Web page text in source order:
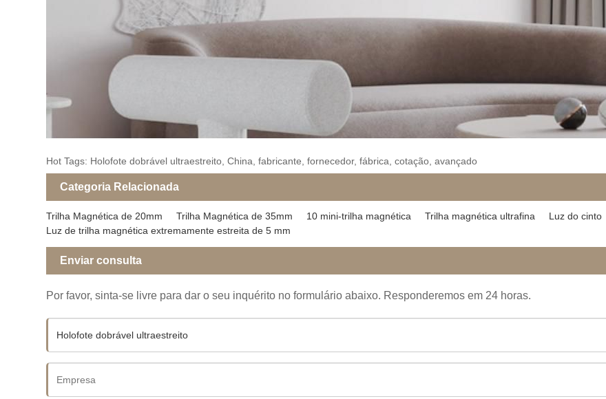
Hot Tags: Holofote dobrável ultraestreito, China, fabricante, fornecedor, fábrica, cotação, avançado
Categoria Relacionada
Trilha Magnética de 20mm Trilha Magnética de 35mm 10 mini-trilha magnética Trilha magnética ultrafina
Luz do cinto
Luz de trilha magnética extremamente estreita de 5 mm
Enviar consulta
Por favor, sinta-se livre para dar o seu inquérito no formulário abaixo. Responderemos em 24 horas.